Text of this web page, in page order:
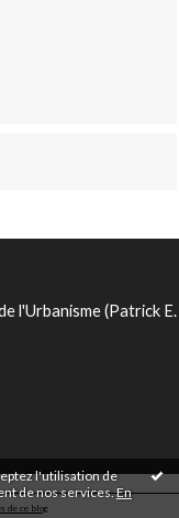
l'utilisation de
de nos services.En
l'Urbanisme (Patrick E.
de ce blog